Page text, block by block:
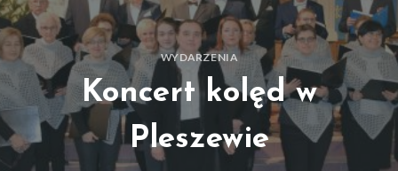
WYDARZENIA
Koncert kolęd w
Pleszewie